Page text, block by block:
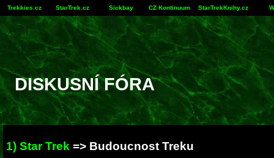
Trekkies.cz StarTrek.cz Sickbay CZ Kontinuum StarTrekKnihy.cz
DISKUSNÍ FÓRA
1) Star Trek => Budoucnost Treku